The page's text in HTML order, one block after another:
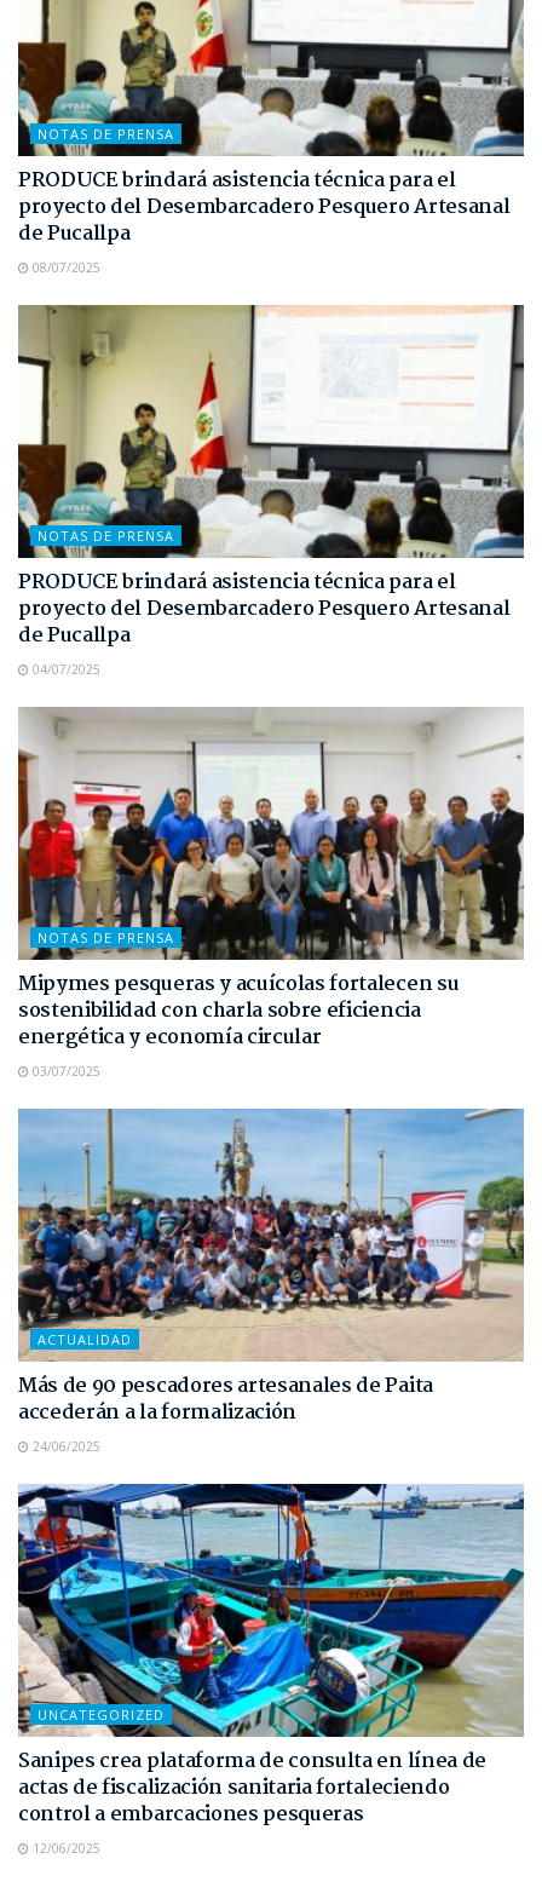
NOTAS DE PRENSA
PRODUCE brindará asistencia técnica para el
proyecto del Desembarcadero Pesquero Artesanal
de Pucallpa
08/07/2025
NOTAS DE PRENSA
PRODUCE brindará asistencia técnica para el
proyecto del Desembarcadero Pesquero Artesanal
de Pucallpa
04/07/2025
NOTAS DE PRENSA
Mipymes pesqueras y acuícolas fortalecen su
sostenibilidad con charla sobre eficiencia
energética y economía circular
03/07/2025
ACTUALIDAD
Más de 90 pescadores artesanales de Paita
accederán a la formalización
24/06/2025
UNCATEGORIZED
Sanipes crea plataforma de consulta en línea de
actas de fiscalización sanitaria fortaleciendo
control a embarcaciones pesqueras
12/06/2025